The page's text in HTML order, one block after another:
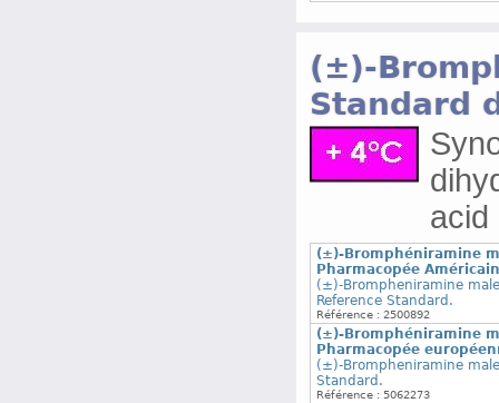
(±)-
Standard
acid
(±)-Bromphéniramine
Pharmacopée
(±)-Brompheniramine
Reference Standard.
Référence : 2500892
(±)-Bromphéniramine
Pharmacopée
(±)-Brompheniramine
Standard.
Référence : 5062273